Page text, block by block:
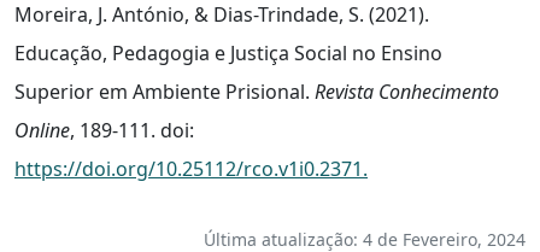
Moreira, J. António, & Dias-Trindade, S. (2021).
Educação, Pedagogia e Justiça Social no Ensino
Superior em Ambiente Prisional. Revista Conhecimento
Online, 189-111. doi:
https://doi.org/10.25112/rco.v1i0.2371.
Última atualização: 4 de Fevereiro, 2024